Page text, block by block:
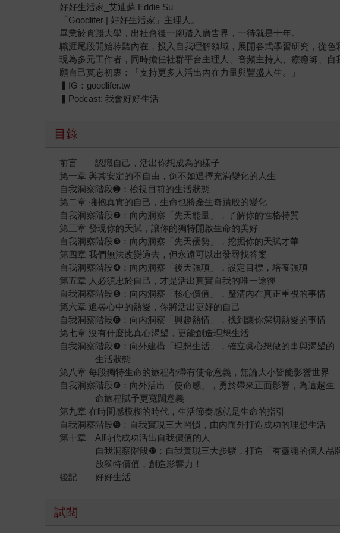
好好生活家_艾迪蘇 Eddie Su
「Goodlifer | 好好生活家」主理人。
畢業於實踐大學，出社會後一腳踏入廣告界，一待就是十年。
職涯尾段開始聆聽內在，投入自我理解領域，展開各式學習研究，從
現為多元工作者，同時擔任社群平台主理人、音頻主持人、療癒師、
願自己莫忘初衷：「支持更多人活出內在力量與豐盛人生。」
▍IG：goodlifer.tw
▍Podcast: 我會好好生活
目錄
前言 認識自己，活出你想成為的樣子
第一章 與其安定的不自由，倒不如選擇充滿變化的人生
自我洞察階段➊：檢視目前的生活狀態
第二章 擁抱真實的自己，生命也將產生奇蹟般的變化
自我洞察階段❷：向內洞察「先天能量」，了解你的性格特質
第三章 發現你的天賦，讓你的獨特開啟生命的美好
自我洞察階段❸：向內洞察「先天優勢」，挖掘你的天賦才華
第四章 我們無法改變過去，但永遠可以出發尋找答案
自我洞察階段❹：向內洞察「後天強項」，設定目標，培養強項
第五章 人必須忠於自己，才是活出真實自我的唯一途徑
自我洞察階段❺：向内洞察「核心價值」，釐清內在真正重視的事情
第六章 追尋心中的熱愛，你將活出更好的自己
自我洞察階段➏：向内洞察「興趣熱情」，找到讓你深切熱愛的事情
第七章 沒有什麼比真心渴望，更能創造理想生活
自我洞察階段❼：向外建構「理想生活」，確立眞心想做的事與渴望的
生活狀態
第八章 每段獨特生命的旅程都帶有使命意義，無論大小皆能影響世界
自我洞察階段❽：向外活出「使命感」，勇於帶來正面影響，為這趟生
命旅程賦予更寬闊意義
第九章 在時間感模糊的時代，生活節奏感就是生命的指引
自我洞察階段➒：自我實現三大習慣，由內而外打造成功的理想生活
第十章 AI時代成功活出自我價值的人
自我洞察階段❿：自我實現三大步驟，打造「有靈魂的個人品
放獨特價值，創造影響力！
後記 好好生活
試閱